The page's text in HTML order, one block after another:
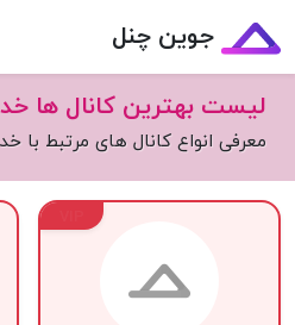
جوین چنل
لیست بهترین کانال ها
معرفی انواع کانال های مرتبط با